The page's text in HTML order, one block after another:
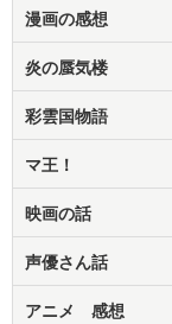
漫画の感想
炎の蜃気楼
彩雲国物語
マ王！
映画の話
声優さん話
アニメ 感想